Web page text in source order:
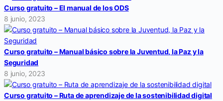
Curso gratuito – El manual de los ODS
8 junio, 2023
Curso gratuito – Manual básico sobre la Juventud, la Paz y la
Seguridad
8 junio, 2023
Curso gratuito – Ruta de aprendizaje de la sostenibilidad digital